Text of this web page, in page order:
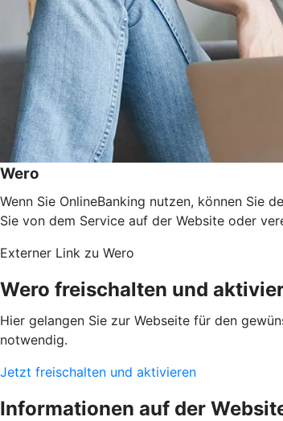
Wero
Wenn Sie OnlineBanking nutzen, können Sie
Sie von dem Service auf der Website oder
Externer Link zu Wero
Wero freischalten und
Hier gelangen Sie zur Webseite für den
notwendig.
Jetzt freischalten und aktivieren
Informationen auf der